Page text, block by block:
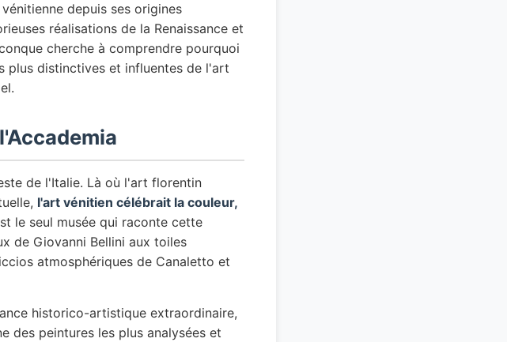
depuis ses origines
réalisations de la Renaissance et
cherche à comprendre pourquoi
plus distinctives et influentes de l'art
de l'Italie. Là où l'art florentin
l'art vénitien célébrait la couleur,
le seul musée qui raconte cette
de Giovanni Bellini aux toiles
atmosphériques de Canaletto et
historico-artistique extraordinaire,
des peintures les plus analysées et